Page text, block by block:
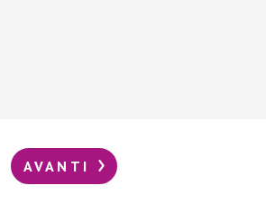
AVANTI